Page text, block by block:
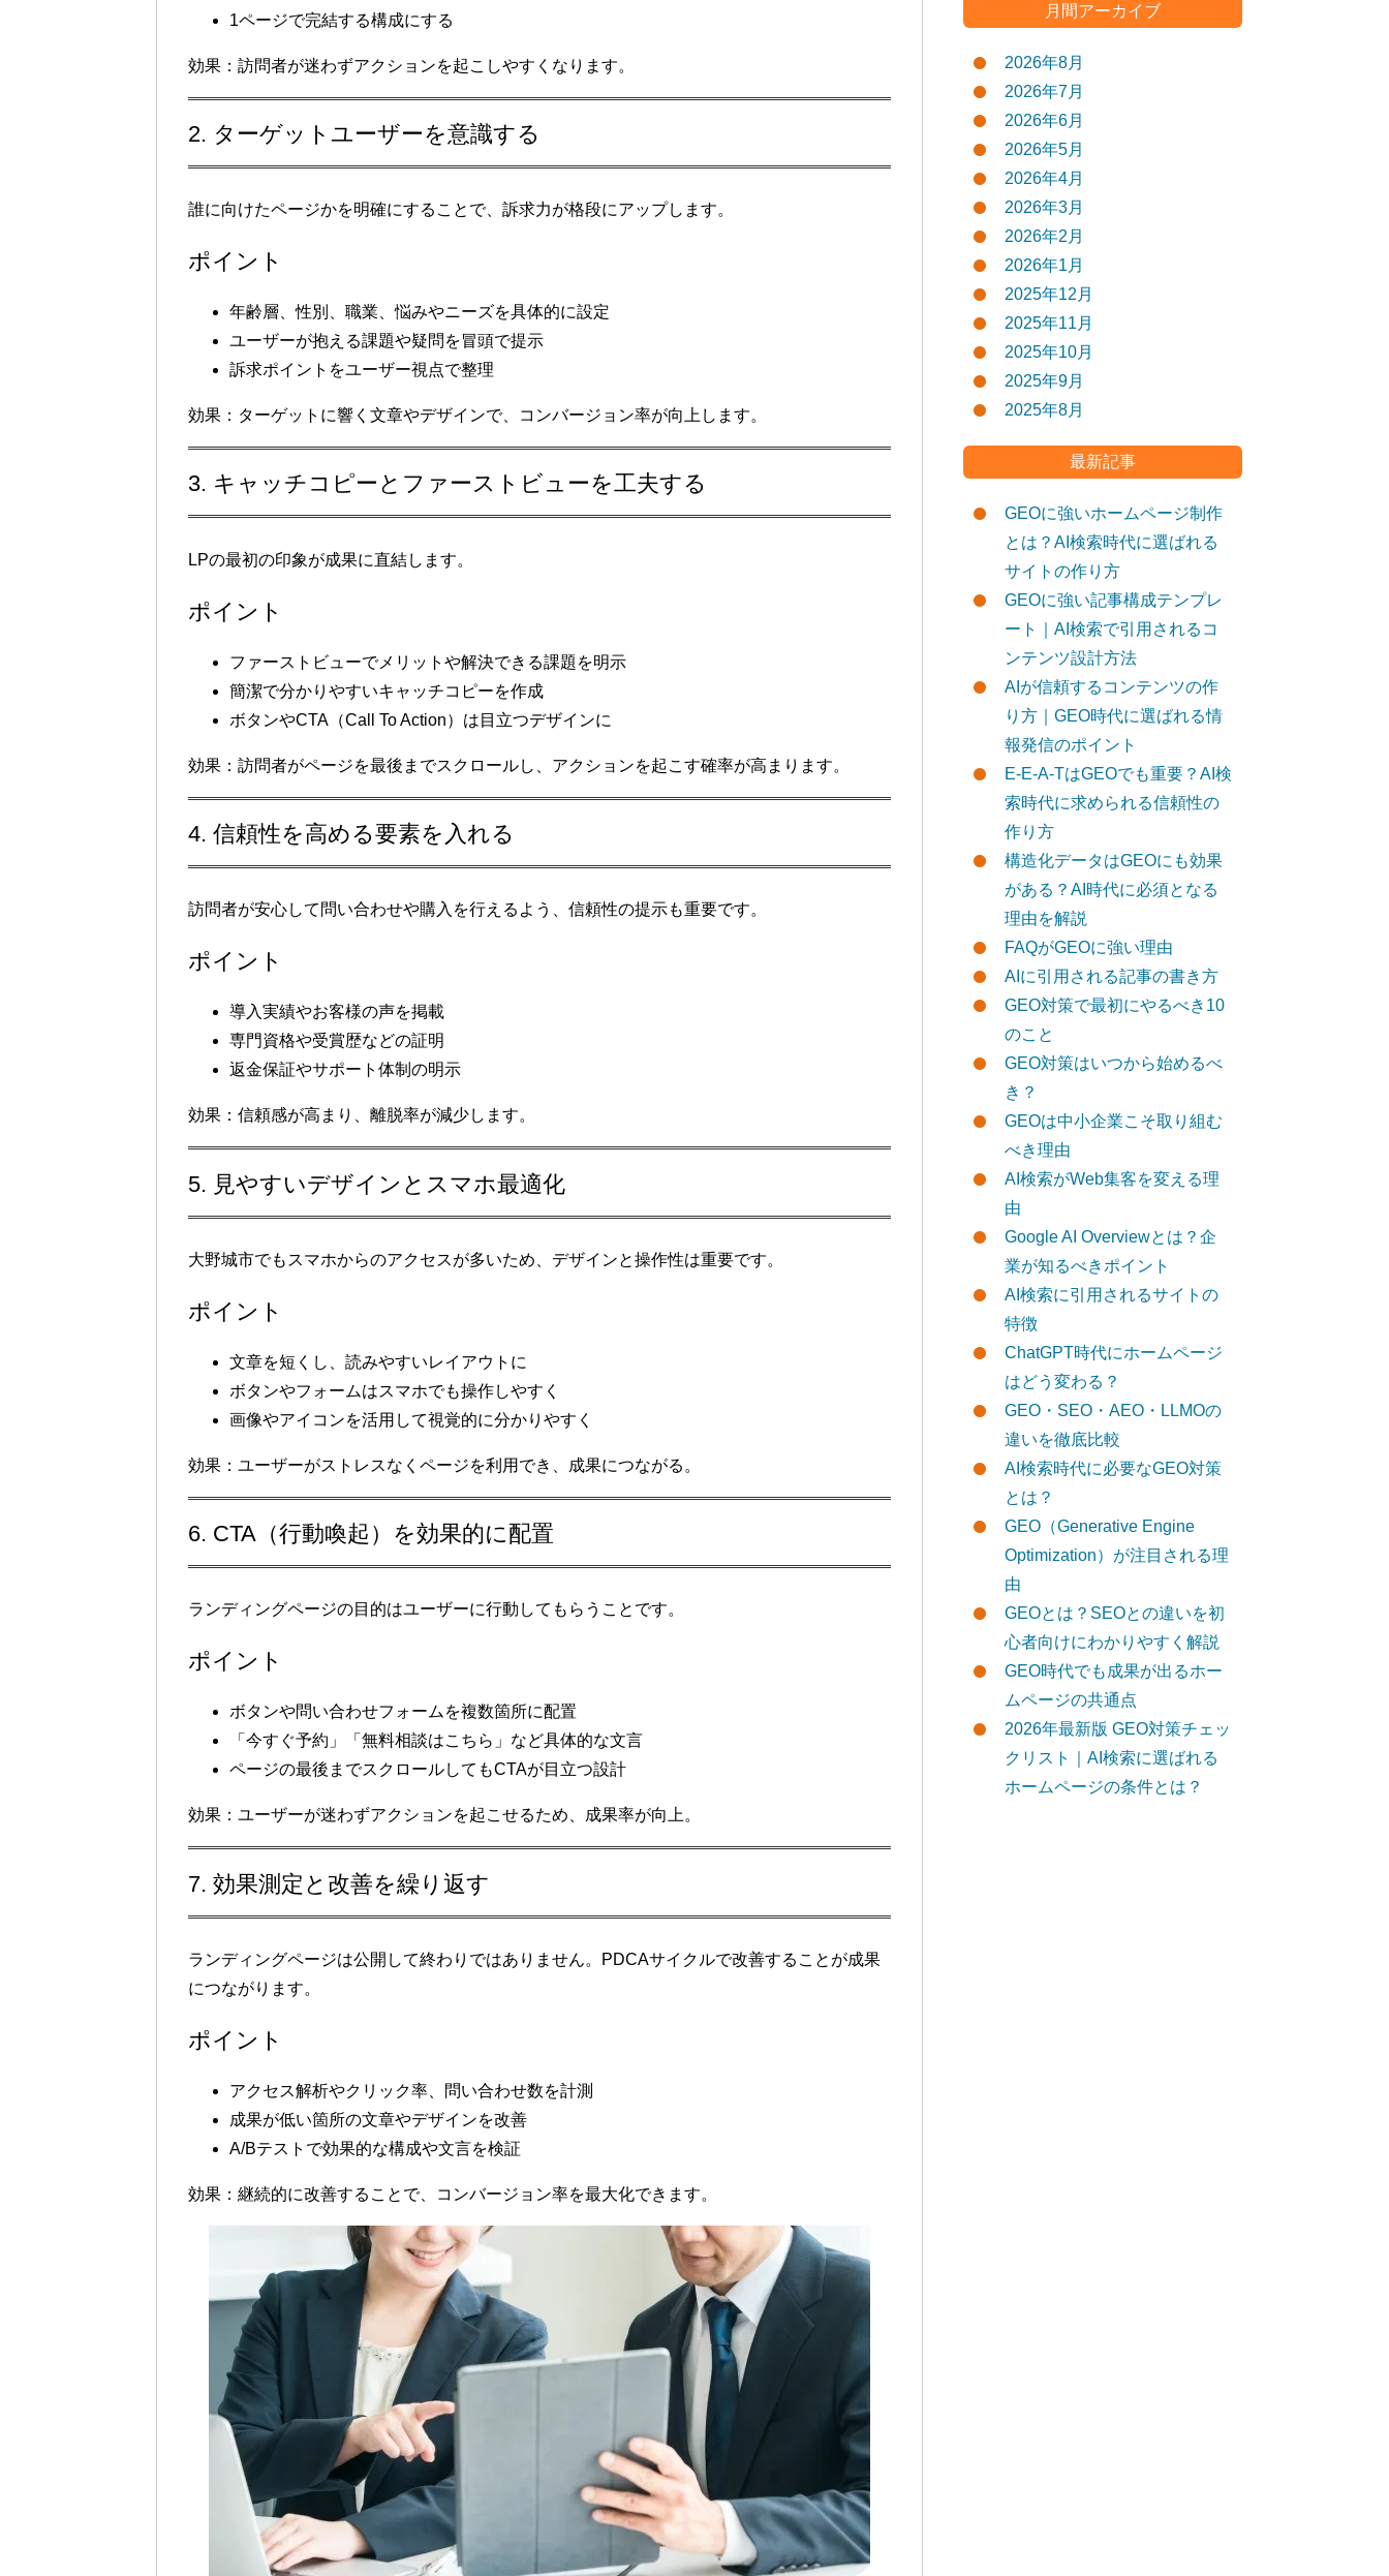
1ページで完結する構成にする
効果 ：訪問者が迷わずアクションを起こしやすくなります。
2. ターゲットユーザーを意識する
誰に向けたページかを明確にすることで、 訴求力が格段にアップします。
ポイント
年齢層、性別、職業、悩みやニーズを具体的に設定
ユーザーが抱える課題や疑問を冒頭で提示
訴求ポイントをユーザー視点で整理
効果 ：ターゲットに響く文章やデザインで、コンバージョン率が向上します。
3. キャッチコピーとファーストビューを工夫する
LPの最初の印象が成果に直結します。
ポイント
ファーストビューでメリットや解決できる課題を明示
簡潔で分かりやすいキャッチコピーを作成
ボタンやCTA（Call To Action）は目立つデザインに
効果 ：訪問者がページを最後までスクロールし、アクションを起こす確率が高まります。
4. 信頼性を高める要素を入れる
訪問者が安心して問い合わせや購入を行えるよう、 信頼性の提示も重要です。
ポイント
導入実績やお客様の声を掲載
専門資格や受賞歴などの証明
返金保証やサポート体制の明示
効果 ：信頼感が高まり、離脱率が減少します。
5. 見やすいデザインとスマホ最適化
大野城市でもスマホからのアクセスが多いため、 デザインと操作性は重要です。
ポイント
文章を短くし、読みやすいレイアウトに
ボタンやフォームはスマホでも操作しやすく
画像やアイコンを活用して視覚的に分かりやすく
効果 ：ユーザーがストレスなくページを利用でき、成果につながる。
6. CTA（行動喚起）を効果的に配置
ランディングページの目的はユーザーに行動してもらうこと です。
ポイント
ボタンや問い合わせフォームを複数箇所に配置
「今すぐ予約」「無料相談はこちら」など具体的な文言
ページの最後までスクロールしてもCTAが目立つ設計
効果 ：ユーザーが迷わずアクションを起こせるため、成果率が向上。
7. 効果測定と改善を繰り返す
ランディングページは公開して終わりではありません。 PDCAサイクルで改善することが成果
につながります。
ポイント
アクセス解析やクリック率、問い合わせ数を計測
成果が低い箇所の文章やデザインを改善
A/Bテストで効果的な構成や文言を検証
効果 ：継続的に改善することで、コンバージョン率を最大化できます。
月間アーカイブ
2026年8月
2026年7月
2026年6月
2026年5月
2026年4月
2026年3月
2026年2月
2026年1月
2025年12月
2025年11月
2025年10月
2025年9月
2025年8月
最新記事
GEOに強いホームページ制作
とは？AI検索時代に選ばれる
サイトの作り方
GEOに強い記事構成テンプレ
ート｜AI検索で引用されるコ
ンテンツ設計方法
AIが信頼するコンテンツの作
り方｜GEO時代に選ばれる情
報発信のポイント
E-E-A-TはGEOでも重要？AI検
索時代に求められる信頼性の
作り方
構造化データはGEOにも効果
がある？AI時代に必須となる
理由を解説
FAQがGEOに強い理由
AIに引用される記事の書き方
GEO対策で最初にやるべき10
のこと
GEO対策はいつから始めるべ
き？
GEOは中小企業こそ取り組む
べき理由
AI検索がWeb集客を変える理
由
Google AI Overviewとは？企
業が知るべきポイント
AI検索に引用されるサイトの
特徴
ChatGPT時代にホームページ
はどう変わる？
GEO・SEO・AEO・LLMOの
違いを徹底比較
AI検索時代に必要なGEO対策
とは？
GEO（Generative Engine
Optimization）が注目される理
由
GEOとは？SEOとの違いを初
心者向けにわかりやすく解説
GEO時代でも成果が出るホー
ムページの共通点
2026年最新版 GEO対策チェッ
クリスト｜AI検索に選ばれる
ホームページの条件とは？